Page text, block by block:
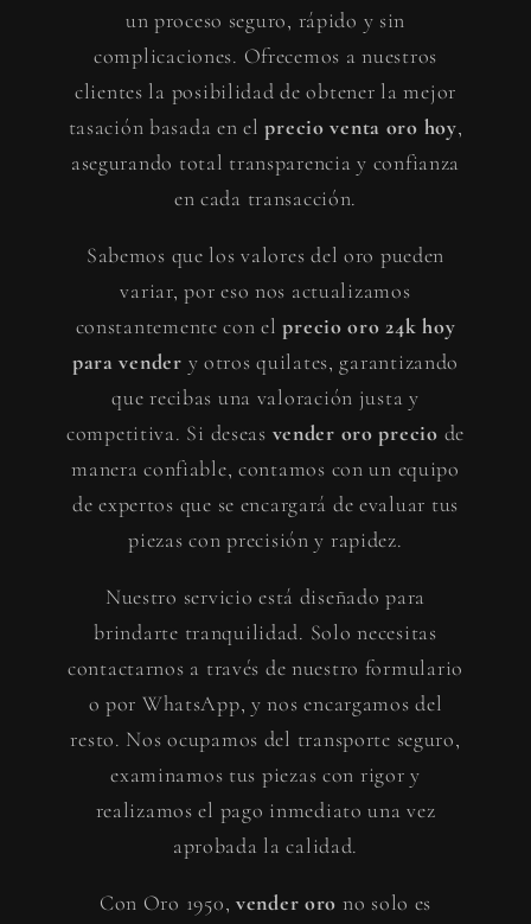
un proceso seguro, rápido y sin
complicaciones. Ofrecemos a nuestros
clientes la posibilidad de obtener la mejor
tasación basada en elprecio venta oro hoy,
asegurando total transparencia y confianza
en cada transacción.
Sabemos que los valores del oro pueden
variar, por eso nos actualizamos
constantemente con elprecio oro 24k hoy
para vender y otros quilates, garantizando
que recibas una valoración justa y
competitiva. Si deseas vender oro precio de
manera confiable, contamos con un equipo
de expertos que se encargará de evaluar tus
piezas con precisión y rapidez.
Nuestro servicio está diseñado para
brindarte tranquilidad. Solo necesitas
contactarnos a través de nuestro formulario
o por WhatsApp, y nos encargamos del
resto. Nos ocupamos del transporte seguro,
examinamos tus piezas con rigor y
realizamos el pago inmediato una vez
aprobada la calidad.
Con Oro 1950, vender oro no solo es